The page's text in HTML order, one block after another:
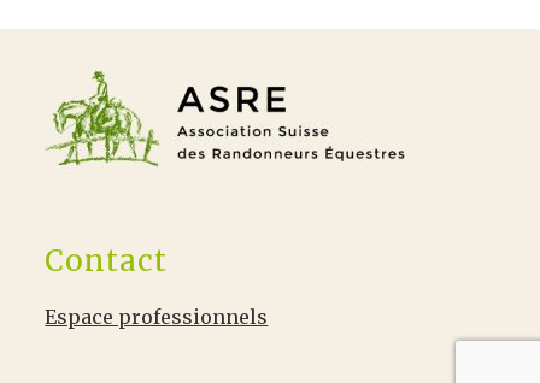
Contact
Espace professionnels